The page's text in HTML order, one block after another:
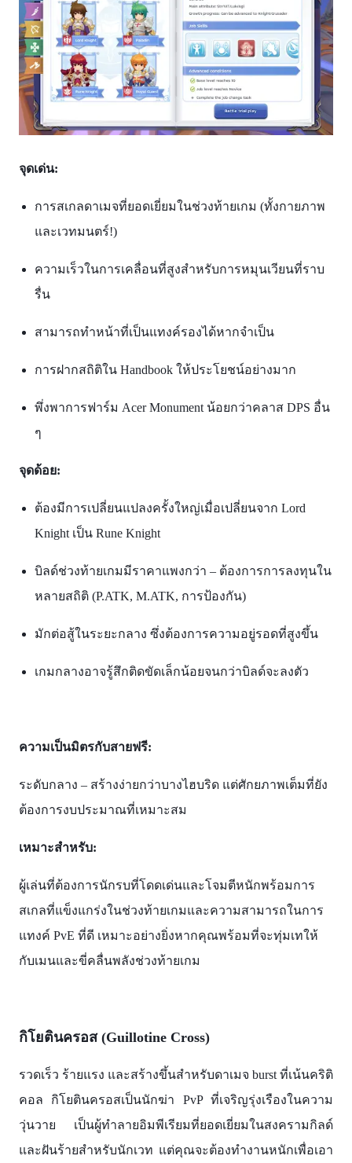
จุดเด่น:
การสเกลดาเมจที่ยอดเยี่ยมในช่วงท้ายเกม (ทั้งกายภาพ
และเวทมนตร์!)
ความเร็วในการเคลื่อนที่สูงสำหรับการหมุนเวียนที่ราบ
รื่น
สามารถทำหน้าที่เป็นแทงค์รองได้หากจำเป็น
การฝากสถิติใน Handbook ให้ประโยชน์อย่างมาก
พึ่งพาการฟาร์ม Acer Monument น้อยกว่าคลาส DPS อื่น
ๆ​
จุดด้อย:
ต้องมีการเปลี่ยนแปลงครั้งใหญ่เมื่อเปลี่ยนจาก Lord
Knight เป็น Rune Knight
บิลด์ช่วงท้ายเกมมีราคาแพงกว่า – ต้องการการลงทุนใน
หลายสถิติ (P.ATK, M.ATK, การป้องกัน)
มักต่อสู้ในระยะกลาง ซึ่งต้องการความอยู่รอดที่สูงขึ้น
เกมกลางอาจรู้สึกติดขัดเล็กน้อยจนกว่าบิลด์จะลงตัว
ความเป็นมิตรกับสายฟรี:
ระดับกลาง – สร้างง่ายกว่าบางไฮบริด แต่ศักยภาพเต็มที่ยัง
ต้องการงบประมาณที่เหมาะสม​
เหมาะสำหรับ:
ผู้เล่นที่ต้องการนักรบที่โดดเด่นและโจมตีหนักพร้อมการ
สเกลที่แข็งแกร่งในช่วงท้ายเกมและความสามารถในการ
แทงค์ PvE ที่ดี เหมาะอย่างยิ่งหากคุณพร้อมที่จะทุ่มเทให้
กับเมนและขี่คลื่นพลังช่วงท้ายเกม
กิโยตินครอส (Guillotine Cross)
รวดเร็ว ร้ายแรง และสร้างขึ้นสำหรับดาเมจ burst ที่เน้นคริติ
คอล กิโยตินครอสเป็นนักฆ่า PvP ที่เจริญรุ่งเรืองในความ
วุ่นวาย เป็นผู้ทำลายอิมพีเรียมที่ยอดเยี่ยมในสงครามกิลด์
และฝันร้ายสำหรับนักเวท แต่คุณจะต้องทำงานหนักเพื่อเอา